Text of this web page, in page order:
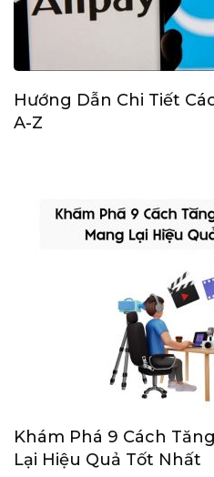
Hướng Dẫn Chi Tiết
A-Z
Khám Phá 9 Cách
Lại Hiệu Quả Tốt Nhất